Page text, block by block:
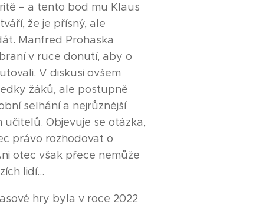
– a tento bod mu Klaus
že je přísný, ale
Manfred Prohaska
v ruce donutí, aby o
V diskusi ovšem
žáků, ale postupně
selhání a nejrůznější
Objevuje se otázka,
právo rozhodovat o
otec však přece nemůže
lidí…
hry byla v roce 2022